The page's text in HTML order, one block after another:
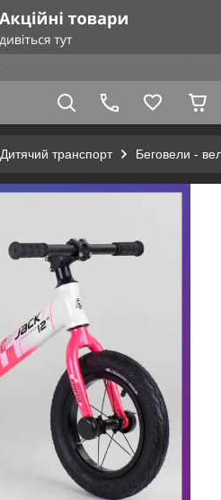
Дитячий транспорт Беговели -